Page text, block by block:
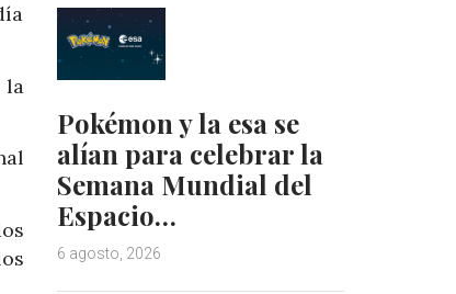
la
Pokémon y la esa se
alían para celebrar la
Semana Mundial del
Espacio…
6 agosto, 2026